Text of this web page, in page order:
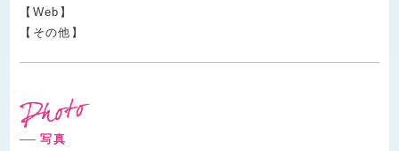
【Web】
【その他】
写真